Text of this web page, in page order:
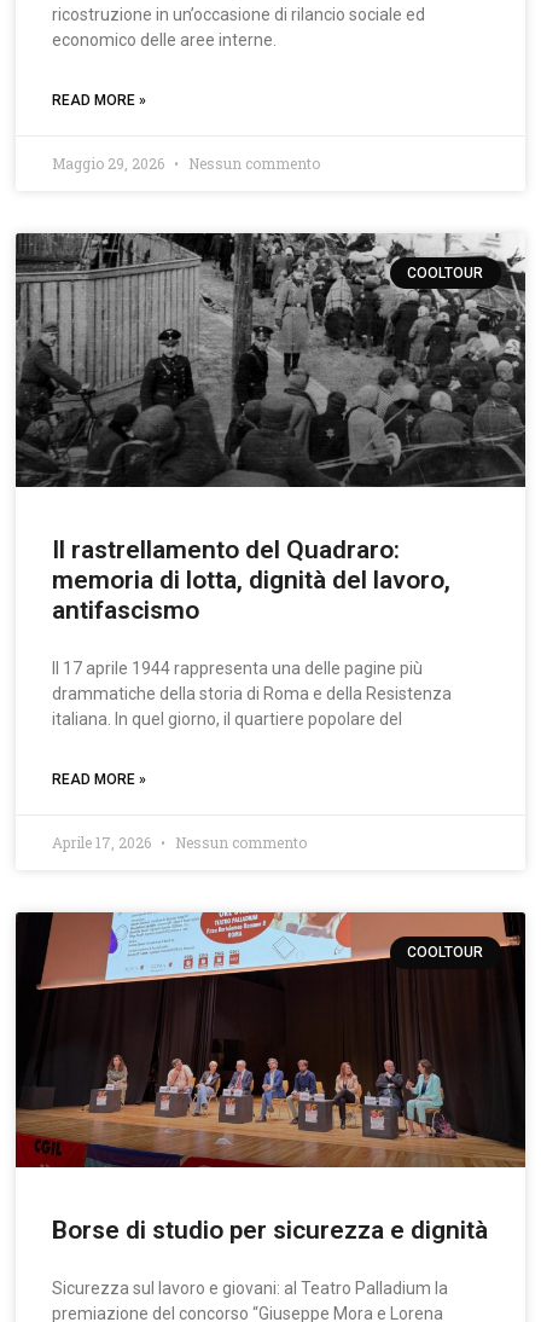
ricostruzione in un’occasione di rilancio sociale ed
economico delle aree interne.
READ MORE »
Maggio 29, 2026 Nessun commento
COOLTOUR
Il rastrellamento del Quadraro:
memoria di lotta, dignità del lavoro,
antifascismo
Il 17 aprile 1944 rappresenta una delle pagine più
drammatiche della storia di Roma e della Resistenza
italiana. In quel giorno, il quartiere popolare del
READ MORE »
Aprile 17, 2026 Nessun commento
COOLTOUR
Borse di studio per sicurezza e dignità
Sicurezza sul lavoro e giovani: al Teatro Palladium la
premiazione del concorso “Giuseppe Mora e Lorena